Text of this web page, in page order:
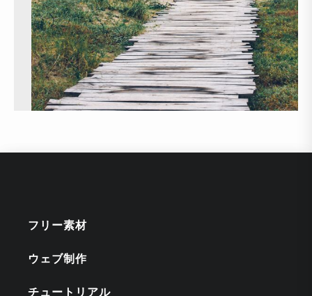
フリー素材
ウェブ制作
チュートリアル